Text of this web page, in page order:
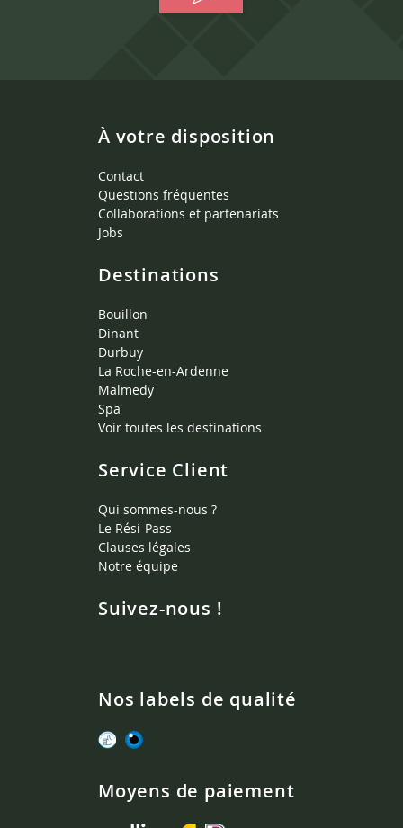
À votre disposition
Contact
Questions fréquentes
Collaborations et partenariats
Jobs
Destinations
Bouillon
Dinant
Durbuy
La Roche-en-Ardenne
Malmedy
Spa
Voir toutes les destinations
Service Client
Qui sommes-nous ?
Le Rési-Pass
Clauses légales
Notre équipe
Suivez-nous !
Nos labels de qualité
Moyens de paiement